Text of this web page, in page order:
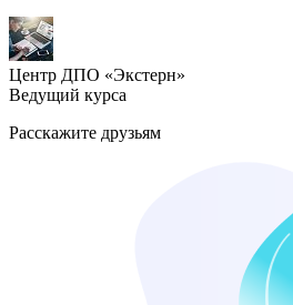
Центр ДПО «Экстерн»
Ведущий курса
Расскажите друзьям